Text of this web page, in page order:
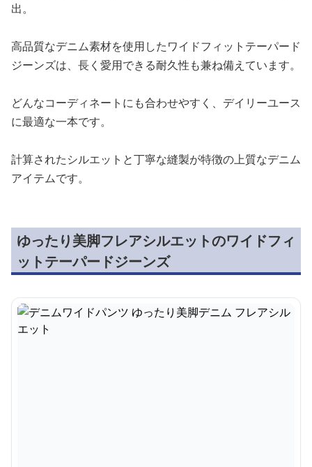
出。
高品質なデニム素材を使用したワイドフィットテーパード
ジーンズは、長く愛用できる耐久性も兼ね備えています。
どんなコーディネートにも合わせやすく、デイリーユース
に最適な一本です。
計算されたシルエットと丁寧な縫製が特徴の上質なデニム
アイテムです。
ゆったり美脚フレアシルエットのワイドフィ
ットテーパードジーンズ